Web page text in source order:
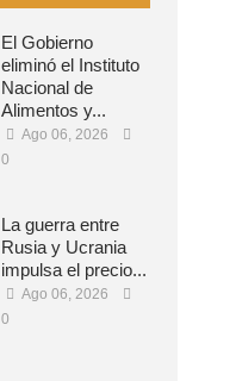
El Gobierno
eliminó el Instituto
Nacional de
Alimentos y...
Ago 06, 2026
0
La guerra entre
Rusia y Ucrania
impulsa el precio...
Ago 06, 2026
0